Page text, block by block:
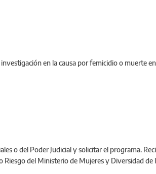
en la causa por femicidio o muerte
o del Poder Judicial y solicitar el programa.
del Ministerio de Mujeres y Diversidad de